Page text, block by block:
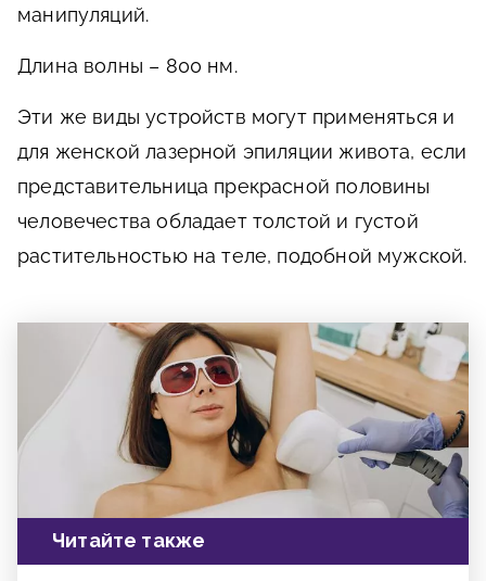
манипуляций.
Длина волны – 800 нм.
Эти же виды устройств могут применяться и
для женской лазерной эпиляции живота, если
представительница прекрасной половины
человечества обладает толстой и густой
растительностью на теле, подобной мужской.
Читайте также